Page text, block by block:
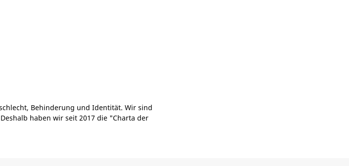
Behinderung und Identität. Wir sind
haben wir seit 2017 die "Charta der